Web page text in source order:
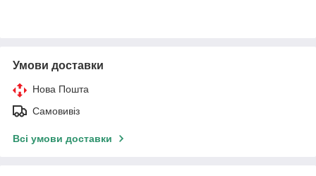
Умови доставки
Нова Пошта
Самовивіз
Всі умови доставки